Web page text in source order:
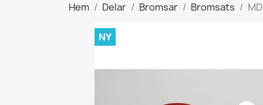
Hem Delar Bromsar Bromsats
NY